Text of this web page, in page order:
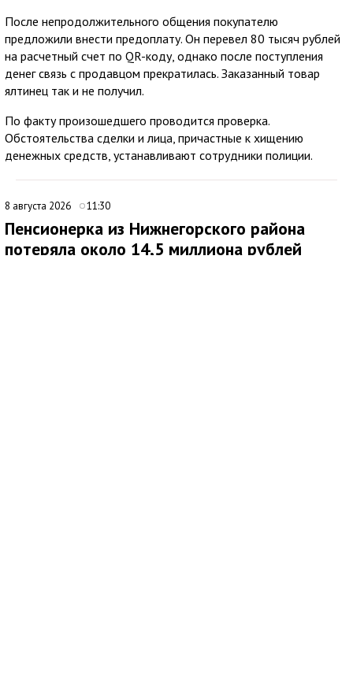
После непродолжительного общения покупателю
предложили внести предоплату. Он перевел 80 тысяч рублей
на расчетный счет по QR-коду, однако после поступления
денег связь с продавцом прекратилась. Заказанный товар
ялтинец так и не получил.
По факту произошедшего проводится проверка.
Обстоятельства сделки и лица, причастные к хищению
денежных средств, устанавливают сотрудники полиции.
8 августа 2026 11:30
Пенсионерка из Нижнегорского района
потеряла около 14,5 миллиона рублей